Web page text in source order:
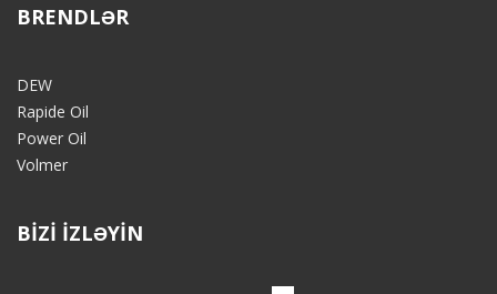
BRENDLƏR
DEW
Rapide Oil
Power Oil
Volmer
BİZİ İZLƏYİN